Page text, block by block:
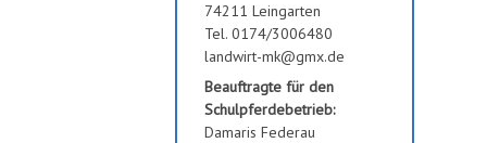
74211 Leingarten
Tel. 0174/3006480
landwirt-mk@gmx.de
Beauftragte für den
Schulpferdebetrieb:
Damaris Federau